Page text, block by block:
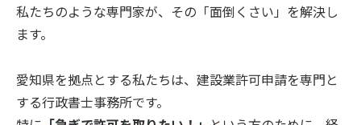
私たちのような専門家が、その「面倒くさい」を解決し
ます。
愛知県を拠点とする私たちは、建設業許可申請を専門と
する行政書士事務所です。